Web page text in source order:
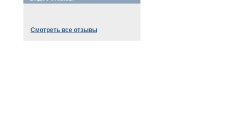
Смотреть все отзывы